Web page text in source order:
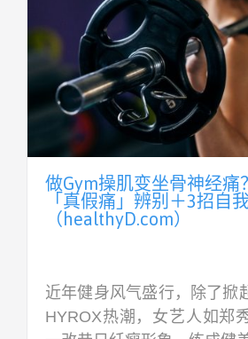
做Gym操肌变坐骨神经痛
「真假痛」辨别＋3招自
（healthyD.com）
近年健身风气盛行，除了掀
HYROX热潮，女艺人如郑